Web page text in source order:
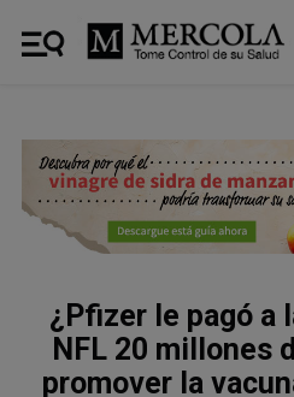
¿Pfizer le pagó a
NFL 20 millones
promover la